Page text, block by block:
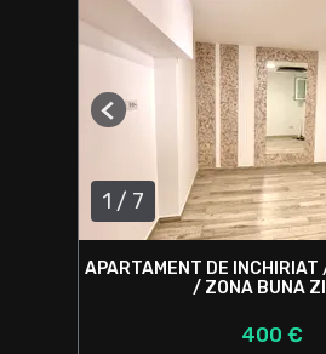
1 / 7
Previous
APARTAMENT DE INCHIRIAT
/ ZONA BUNA
400 €